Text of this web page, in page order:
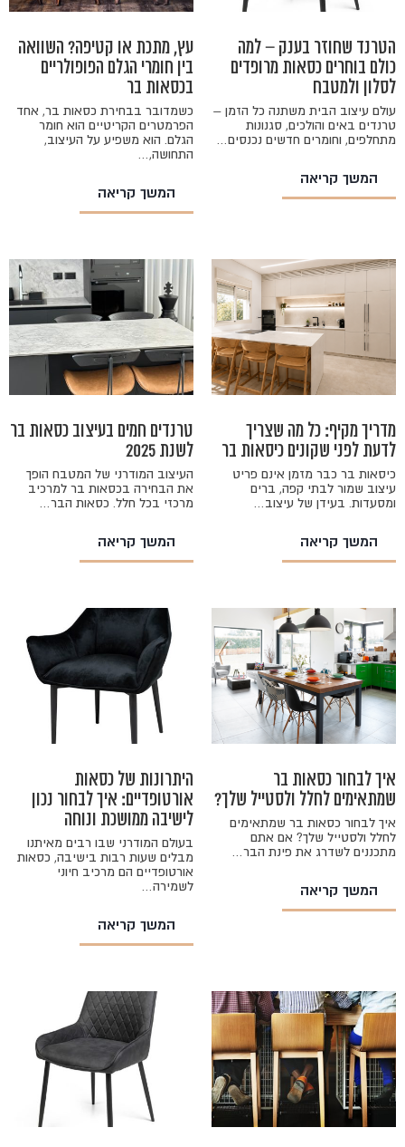
הטרנד שחוזר בענק – למה
כולם בוחרים כסאות מרופדים
לסלון ולמטבח
עולם עיצוב הבית משתנה כל הזמן –
טרנדים באים והולכים, סגנונות
מתחלפים, וחומרים חדשים נכנסים…
המשך קריאה
עץ, מתכת או קטיפה? השוואה
בין חומרי הגלם הפופולריים
בכסאות בר
כשמדובר בבחירת כסאות בר, אחד
הפרמטרים הקריטיים הוא חומר
הגלם. הוא משפיע על העיצוב,
התחושה,…
המשך קריאה
מדריך מקיף: כל מה שצריך
לדעת לפני שקונים כיסאות בר
כיסאות בר כבר מזמן אינם פריט
עיצוב שמור לבתי קפה, ברים
ומסעדות. בעידן של עיצוב…
המשך קריאה
טרנדים חמים בעיצוב כסאות בר
לשנת 2025
העיצוב המודרני של המטבח הופך
את הבחירה בכסאות בר למרכיב
מרכזי בכל חלל. כסאות הבר…
המשך קריאה
איך לבחור כסאות בר
שמתאימים לחלל ולסטייל שלך?
איך לבחור כסאות בר שמתאימים
לחלל ולסטייל שלך? אם אתם
מתכננים לשדרג את פינת הבר…
המשך קריאה
היתרונות של כסאות
אורטופדיים: איך לבחור נכון
לישיבה ממושכת ונוחה
בעולם המודרני שבו רבים מאיתנו
מבלים שעות רבות בישיבה, כסאות
אורטופדיים הם מרכיב חיוני
לשמירה…
המשך קריאה